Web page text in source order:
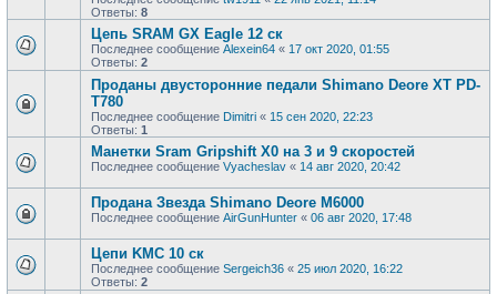
Ответы: 8
Цепь SRAM GX Eagle 12 ск
Последнее сообщение Alexein64 « 17 окт 2020, 01:55
Ответы: 2
Проданы двусторонние педали Shimano Deore XT PD-
T780
Последнее сообщение Dimitri « 15 сен 2020, 22:23
Ответы: 1
Манетки Sram Gripshift X0 на 3 и 9 скоростей
Последнее сообщение Vyacheslav « 14 авг 2020, 20:42
Продана Звезда Shimano Deore M6000
Последнее сообщение AirGunHunter « 06 авг 2020, 17:48
Цепи KMC 10 ск
Последнее сообщение Sergeich36 « 25 июл 2020, 16:22
Ответы: 2